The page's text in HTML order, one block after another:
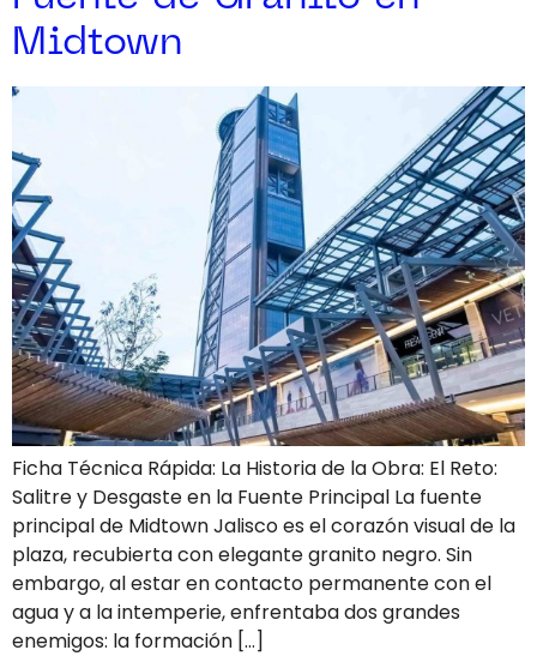
Midtown
Ficha Técnica Rápida: La Historia de la Obra: El Reto:
Salitre y Desgaste en la Fuente Principal La fuente
principal de Midtown Jalisco es el corazón visual de la
plaza, recubierta con elegante granito negro. Sin
embargo, al estar en contacto permanente con el
agua y a la intemperie, enfrentaba dos grandes
enemigos: la formación […]